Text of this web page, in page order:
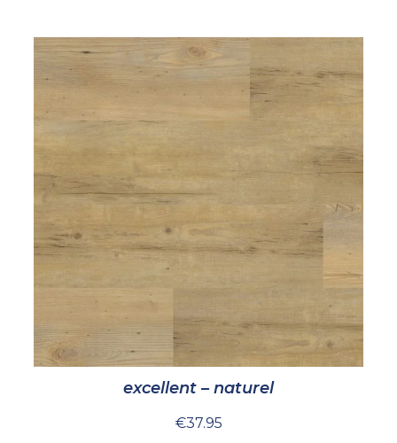
excellent – naturel
€37.95